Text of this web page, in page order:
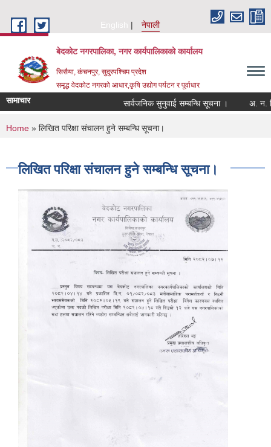
English
नेपाली
बेदकोट नगरपालिका, नगर कार्यपालिकाको कार्यालय
सिसैया, कंचनपुर, सुदुरपश्चिम प्रदेश
समृद्ध वेदकोट नगरको आधार,कृषि उद्योग पर्यटन र पूर्वाधार
सामाचार सार्वजनिक सुनुवाई सम्बन्धि सूचना ।
You are here
Home » लिखित परिक्षा संचालन हुने सम्बन्धि सूचना।
लिखित परिक्षा संचालन हुने सम्बन्धि सूचना।